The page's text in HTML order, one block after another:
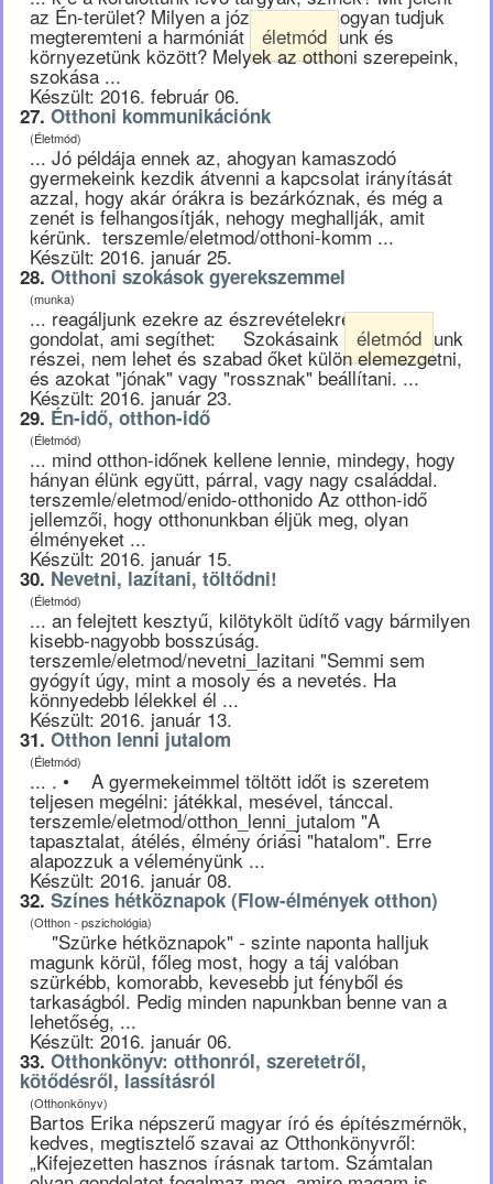
az Én-terület? Milyen a józan rend? Hogyan tudjuk
megteremteni a harmóniát életmód unk és
környezetünk között? Melyek az otthoni szerepeink,
szokása ...
Készült: 2016. február 06.
27. Otthoni kommunikációnk
(Életmód)
... Jó példája ennek az, ahogyan kamaszodó
gyermekeink kezdik átvenni a kapcsolat irányítását
azzal, hogy akár órákra is bezárkóznak, és még a
zenét is felhangosítják, nehogy meghallják, amit
kérünk. terszemle/eletmod/otthoni-komm ...
Készült: 2016. január 25.
28. Otthoni szokások gyerekszemmel
(munka)
... reagáljunk ezekre az észrevételekre? Néhány
gondolat, ami segíthet: Szokásaink életmód unk
részei, nem lehet és szabad őket külön elemezgetni,
és azokat "jónak" vagy "rossznak" beállítani. ...
Készült: 2016. január 23.
29. Én-idő, otthon-idő
(Életmód)
... mind otthon-időnek kellene lennie, mindegy, hogy
hányan élünk együtt, párral, vagy nagy családdal.
terszemle/eletmod/enido-otthonido Az otthon-idő
jellemzői, hogy otthonunkban éljük meg, olyan
élményeket ...
Készült: 2016. január 15.
30. Nevetni, lazítani, töltődni!
(Életmód)
... an felejtett kesztyű, kilötykölt üdítő vagy bármilyen
kisebb-nagyobb bosszúság.
terszemle/eletmod/nevetni_lazitani "Semmi sem
gyógyít úgy, mint a mosoly és a nevetés. Ha
könnyedebb lélekkel él ...
Készült: 2016. január 13.
31. Otthon lenni jutalom
(Életmód)
... . • A gyermekeimmel töltött időt is szeretem
teljesen megélni: játékkal, mesével, tánccal.
terszemle/eletmod/otthon_lenni_jutalom "A
tapasztalat, átélés, élmény óriási "hatalom". Erre
alapozzuk a véleményünk ...
Készült: 2016. január 08.
32. Színes hétköznapok (Flow-élmények otthon)
(Otthon - pszichológia)
"Szürke hétköznapok" - szinte naponta halljuk
magunk körül, főleg most, hogy a táj valóban
szürkébb, komorabb, kevesebb jut fényből és
tarkaságból. Pedig minden napunkban benne van a
lehetőség, ...
Készült: 2016. január 06.
33. Otthonkönyv: otthonról, szeretetről,
kötődésről, lassításról
(Otthonkönyv)
Bartos Erika népszerű magyar író és építészmérnök,
kedves, megtisztelő szavai az Otthonkönyvről:
„Kifejezetten hasznos írásnak tartom. Számtalan